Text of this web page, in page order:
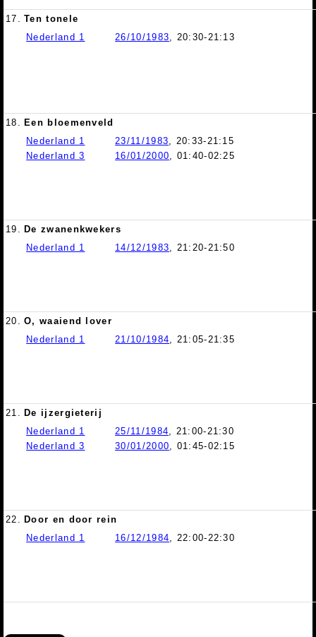
17. Ten tonele
Nederland 1
26/10/1983, 20:30-21:13
18. Een bloemenveld
Nederland 1
23/11/1983, 20:33-21:15
Nederland 3
16/01/2000, 01:40-02:25
19. De zwanenkwekers
Nederland 1
14/12/1983, 21:20-21:50
20. O, waaiend lover
Nederland 1
21/10/1984, 21:05-21:35
21. De ijzergieterij
Nederland 1
25/11/1984, 21:00-21:30
Nederland 3
30/01/2000, 01:45-02:15
22. Door en door rein
Nederland 1
16/12/1984, 22:00-22:30